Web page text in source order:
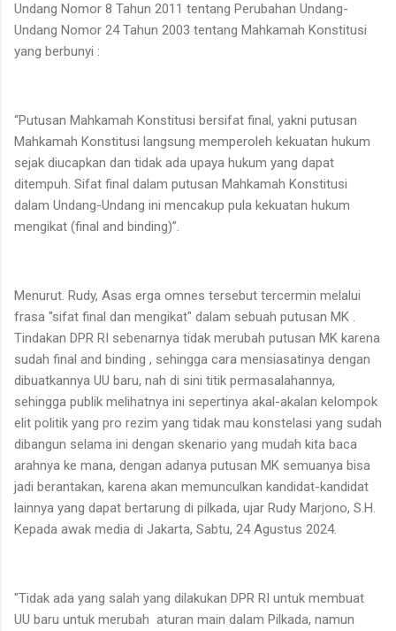
Undang Nomor 8 Tahun 2011 tentang Perubahan Undang-
Undang Nomor 24 Tahun 2003 tentang Mahkamah Konstitusi
yang berbunyi :
“Putusan Mahkamah Konstitusi bersifat final, yakni putusan
Mahkamah Konstitusi langsung memperoleh kekuatan hukum
sejak diucapkan dan tidak ada upaya hukum yang dapat
ditempuh. Sifat final dalam putusan Mahkamah Konstitusi
dalam Undang-Undang ini mencakup pula kekuatan hukum
mengikat (final and binding)”.
Menurut. Rudy, Asas erga omnes tersebut tercermin melalui
frasa "sifat final dan mengikat" dalam sebuah putusan MK .
Tindakan DPR RI sebenarnya tidak merubah putusan MK karena
sudah final and binding , sehingga cara mensiasatinya dengan
dibuatkannya UU baru, nah di sini titik permasalahannya,
sehingga publik melihatnya ini sepertinya akal-akalan kelompok
elit politik yang pro rezim yang tidak mau konstelasi yang sudah
dibangun selama ini dengan skenario yang mudah kita baca
arahnya ke mana, dengan adanya putusan MK semuanya bisa
jadi berantakan, karena akan memunculkan kandidat-kandidat
lainnya yang dapat bertarung di pilkada, ujar Rudy Marjono, S.H.
Kepada awak media di Jakarta, Sabtu, 24 Agustus 2024.
"Tidak ada yang salah yang dilakukan DPR RI untuk membuat
UU baru untuk merubah aturan main dalam Pilkada, namun